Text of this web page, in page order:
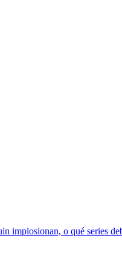
implosionan, o qué series